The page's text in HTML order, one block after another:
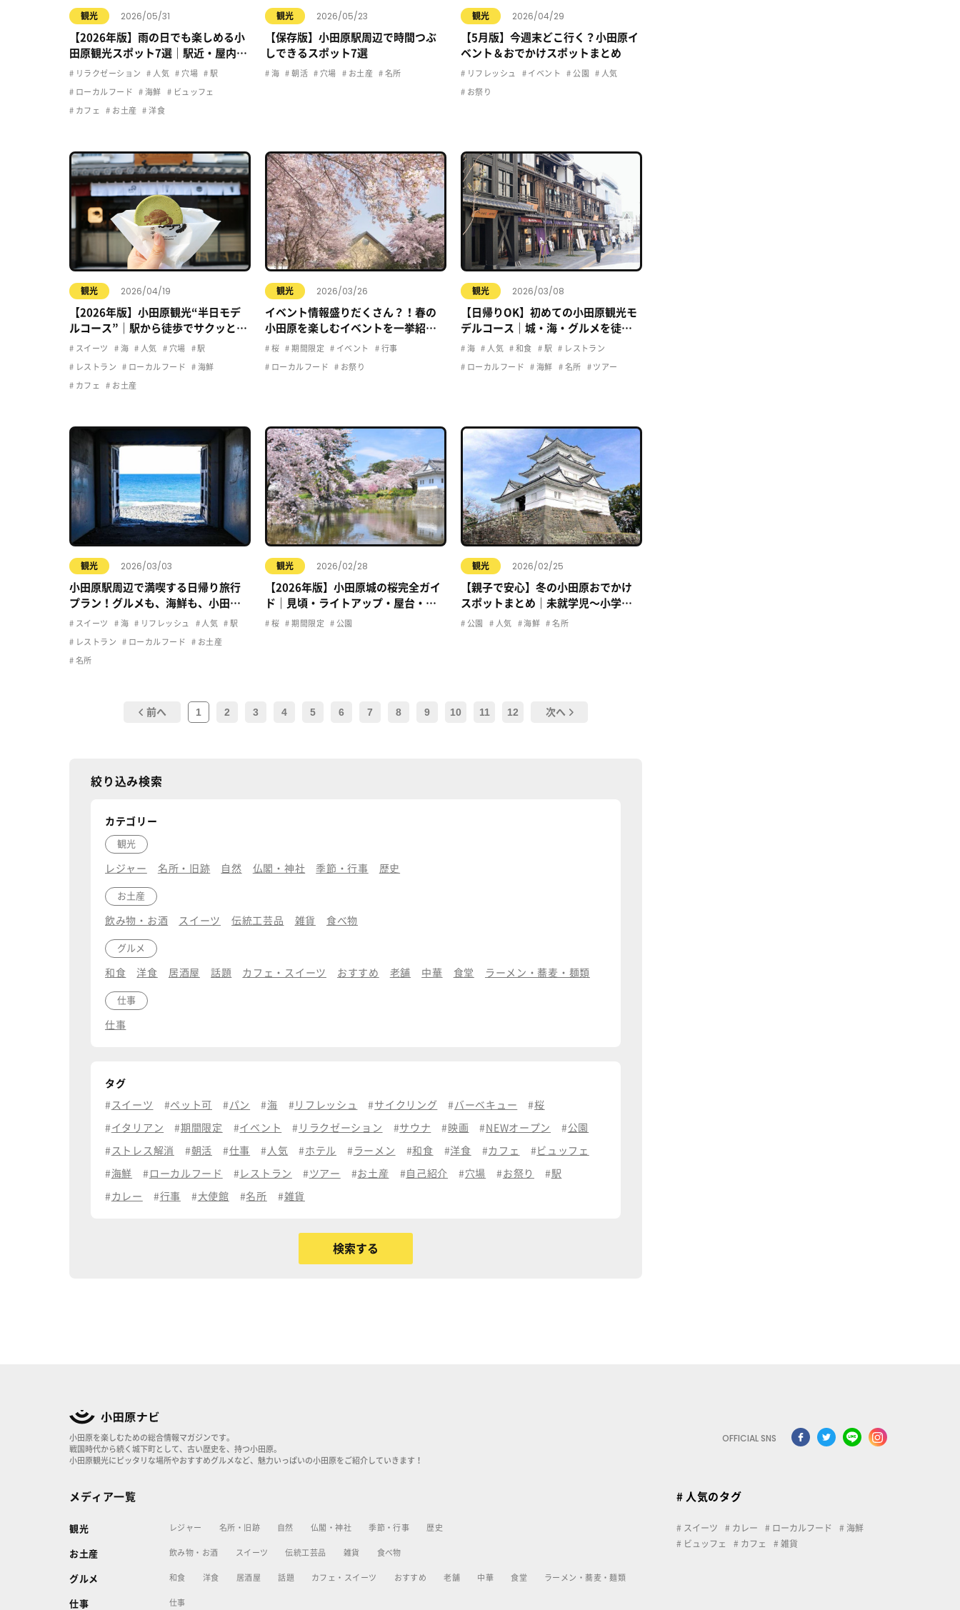
観光 2026/05/31
【2026年版】雨の日でも楽しめる小
田原観光スポット7選｜駅近・屋内・
カフェで快適おでかけ
リラクゼーション 人気 穴場 駅
ローカルフード 海鮮 ビュッフェ
カフェ お土産 洋食
観光 2026/05/23
【保存版】小田原駅周辺で時間つぶ
しできるスポット7選
海 朝活 穴場 お土産 名所
観光 2026/04/29
【5月版】今週末どこ行く？小田原イ
ベント＆おでかけスポットまとめ
リフレッシュ イベント 公園 人気
お祭り
観光 2026/04/19
【2026年版】小田原観光“半日モデ
ルコース”｜駅から徒歩でサクッと楽
しむおすすめプラン
スイーツ 海 人気 穴場 駅
レストラン ローカルフード 海鮮
カフェ お土産
観光 2026/03/26
イベント情報盛りだくさん？！春の
小田原を楽しむイベントを一挙紹
介！
桜 期間限定 イベント 行事
ローカルフード お祭り
観光 2026/03/08
【日帰りOK】初めての小田原観光モ
デルコース｜城・海・グルメを徒歩
で満喫
海 人気 和食 駅 レストラン
ローカルフード 海鮮 名所 ツアー
観光 2026/03/03
小田原駅周辺で満喫する日帰り旅行
プラン！グルメも、海鮮も、小田原
の魅力をギュっと詰め込みました！
スイーツ 海 リフレッシュ 人気 駅
レストラン ローカルフード お土産
名所
観光 2026/02/28
【2026年版】小田原城の桜完全ガイ
ド｜見頃・ライトアップ・屋台・お
すすめ花見コース
桜 期間限定 公園
観光 2026/02/25
【親子で安心】冬の小田原おでかけ
スポットまとめ｜未就学児〜小学生O
K 公園 人気 海鮮 名所
前へ 1 2 3 4 5 6 7 8 9 10 11 12 次へ
絞り込み検索
カテゴリー
観光
レジャー 名所・旧跡 自然 仏閣・神社 季節・行事 歴史
お土産
飲み物・お酒 スイーツ 伝統工芸品 雑貨 食べ物
グルメ
和食 洋食 居酒屋 話題 カフェ・スイーツ おすすめ 老舗 中華 食堂 ラーメン・蕎麦・麺類
仕事
仕事
タグ
スイーツ ペット可 パン 海 リフレッシュ サイクリング バーベキュー 桜
イタリアン 期間限定 イベント リラクゼーション サウナ 映画 NEWオープン 公園
ストレス解消 朝活 仕事 人気 ホテル ラーメン 和食 洋食 カフェ ビュッフェ
海鮮 ローカルフード レストラン ツアー お土産 自己紹介 穴場 お祭り 駅
カレー 行事 大使館 名所 雑貨
小田原を楽しむための総合情報マガジンです。
戦国時代から続く城下町として、古い歴史を、持つ小田原。
小田原観光にピッタリな場所やおすすめグルメなど、魅力いっぱいの小田原をご紹介していきます！
OFFICIAL SNS
メディア一覧
観光 レジャー 名所・旧跡 自然 仏閣・神社 季節・行事 歴史
お土産 飲み物・お酒 スイーツ 伝統工芸品 雑貨 食べ物
グルメ 和食 洋食 居酒屋 話題 カフェ・スイーツ おすすめ 老舗 中華 食堂 ラーメン・蕎麦・麺類
仕事 仕事
# 人気のタグ
スイーツ カレー ローカルフード
海鮮
ビュッフェ
カフェ 雑貨